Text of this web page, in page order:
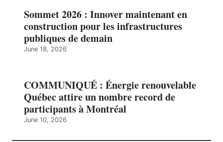
Sommet 2026 : Innover maintenant en
construction pour les infrastructures
publiques de demain
June 18, 2026
COMMUNIQUÉ : Énergie renouvelable
Québec attire un nombre record de
participants à Montréal
June 10, 2026